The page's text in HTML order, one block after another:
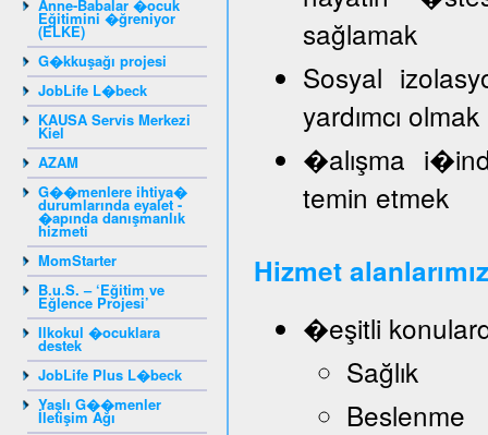
Anne-Babalar �ocuk
Eğitimini �ğreniyor
(ELKE)
G�kkuşağı projesi
JobLife L�beck
KAUSA Servis Merkezi
Kiel
AZAM
G��menlere ihtiya�
durumlarında eyalet -
�apında danışmanlık
hizmeti
MomStarter
B.u.S. – ‘Eğitim ve
Eğlence Projesi’
Ilkokul �ocuklara
destek
JobLife Plus L�beck
Yaşlı G��menler
İletişim Ağı
sağlamak
Sosyal
yardımcı olmak
�alışma
temin etmek
Hizmet
�eşitli
Sağlık
Beslenme